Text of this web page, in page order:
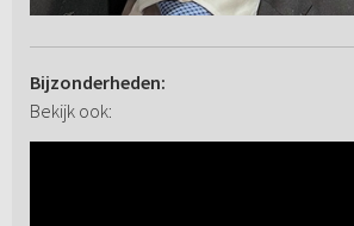
Bijzonderheden:
Bekijk ook: